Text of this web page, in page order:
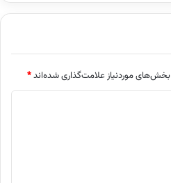
بخش‌های موردنیاز علامت‌گذاری شده‌اند*